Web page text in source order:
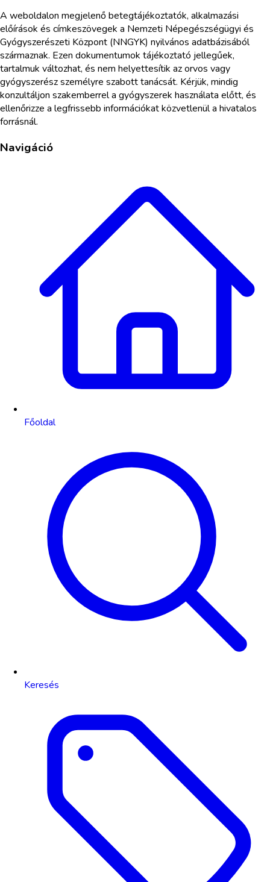
A weboldalon megjelenő betegtájékoztatók, alkalmazási
előírások és címkeszövegek a Nemzeti Népegészségügyi és
Gyógyszerészeti Központ (NNGYK) nyilvános adatbázisából
származnak. Ezen dokumentumok tájékoztató jellegűek,
tartalmuk változhat, és nem helyettesítik az orvos vagy
gyógyszerész személyre szabott tanácsát. Kérjük, mindig
konzultáljon szakemberrel a gyógyszerek használata előtt, és
ellenőrizze a legfrissebb információkat közvetlenül a hivatalos
forrásnál.
Navigáció
Főoldal
Keresés